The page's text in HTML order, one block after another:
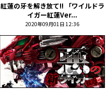
紅蓮の牙を解き放て!! 「ワイルドラ
イガー紅蓮Ver...
2020年09月01日 12:36